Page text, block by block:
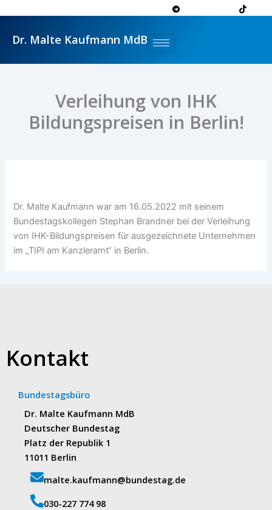
springen
Dr. Malte Kaufmann MdB
Verleihung von IHK
Bildungspreisen in Berlin!
Dr. Malte Kaufmann war am 16.05.2022 mit seinem
Bundestagskollegen Stephan Brandner bei der Verleihung
von IHK-Bildungspreisen für ausgezeichnete Unternehmen
im „TIPI am Kanzleramt“ in Berlin.
Kontakt
Bundestagsbüro
Dr. Malte Kaufmann MdB
Deutscher Bundestag
Platz der Republik 1
11011 Berlin
malte.kaufmann@bundestag.de
‭030-227 774 98‬